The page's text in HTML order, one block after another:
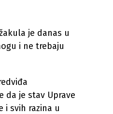
je danas u
i ne trebaju
da je stav Uprave
i svih razina u